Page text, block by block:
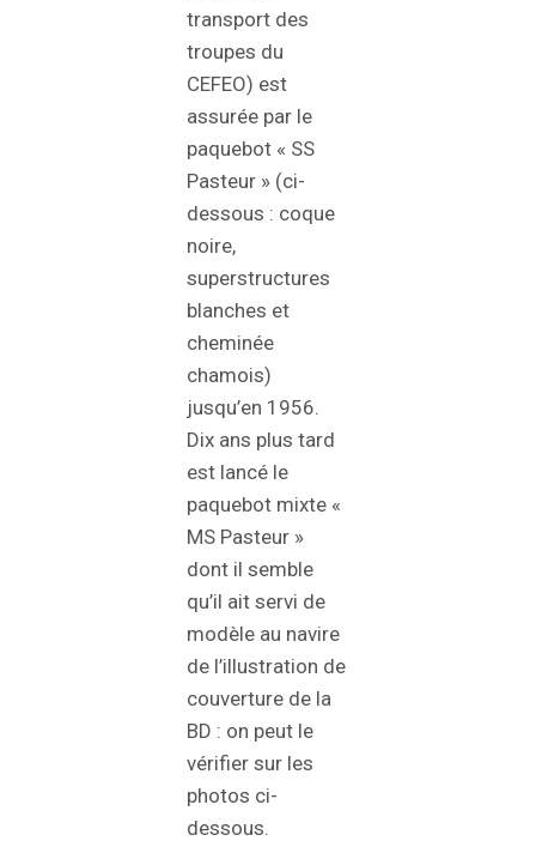
transport des
troupes du
CEFEO) est
assurée par le
paquebot « SS
Pasteur » (ci-
dessous : coque
noire,
superstructures
blanches et
cheminée
chamois)
jusqu’en 1956.
Dix ans plus tard
est lancé le
paquebot mixte «
MS Pasteur »
dont il semble
qu’il ait servi de
modèle au navire
de l’illustration de
couverture de la
BD : on peut le
vérifier sur les
photos ci-
dessous.